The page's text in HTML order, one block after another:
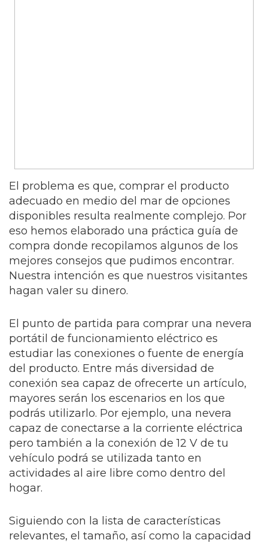
El problema es que, comprar el producto
adecuado en medio del mar de opciones
disponibles resulta realmente complejo. Por
eso hemos elaborado una práctica guía de
compra donde recopilamos algunos de los
mejores consejos que pudimos encontrar.
Nuestra intención es que nuestros visitantes
hagan valer su dinero.
El punto de partida para comprar una nevera
portátil de funcionamiento eléctrico es
estudiar las conexiones o fuente de energía
del producto. Entre más diversidad de
conexión sea capaz de ofrecerte un artículo,
mayores serán los escenarios en los que
podrás utilizarlo. Por ejemplo, una nevera
capaz de conectarse a la corriente eléctrica
pero también a la conexión de 12 V de tu
vehículo podrá se utilizada tanto en
actividades al aire libre como dentro del
hogar.
Siguiendo con la lista de características
relevantes, el tamaño, así como la capacidad